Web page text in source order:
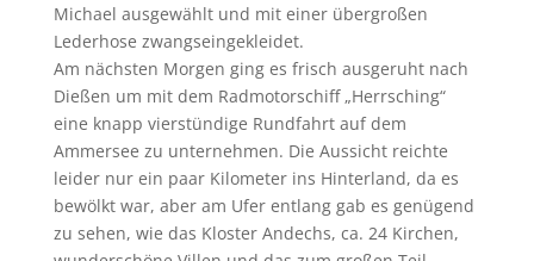
Michael ausgewählt und mit einer übergroßen
Lederhose zwangseingekleidet.
Am nächsten Morgen ging es frisch ausgeruht nach
Dießen um mit dem Radmotorschiff „Herrsching“
eine knapp vierstündige Rundfahrt auf dem
Ammersee zu unternehmen. Die Aussicht reichte
leider nur ein paar Kilometer ins Hinterland, da es
bewölkt war, aber am Ufer entlang gab es genügend
zu sehen, wie das Kloster Andechs, ca. 24 Kirchen,